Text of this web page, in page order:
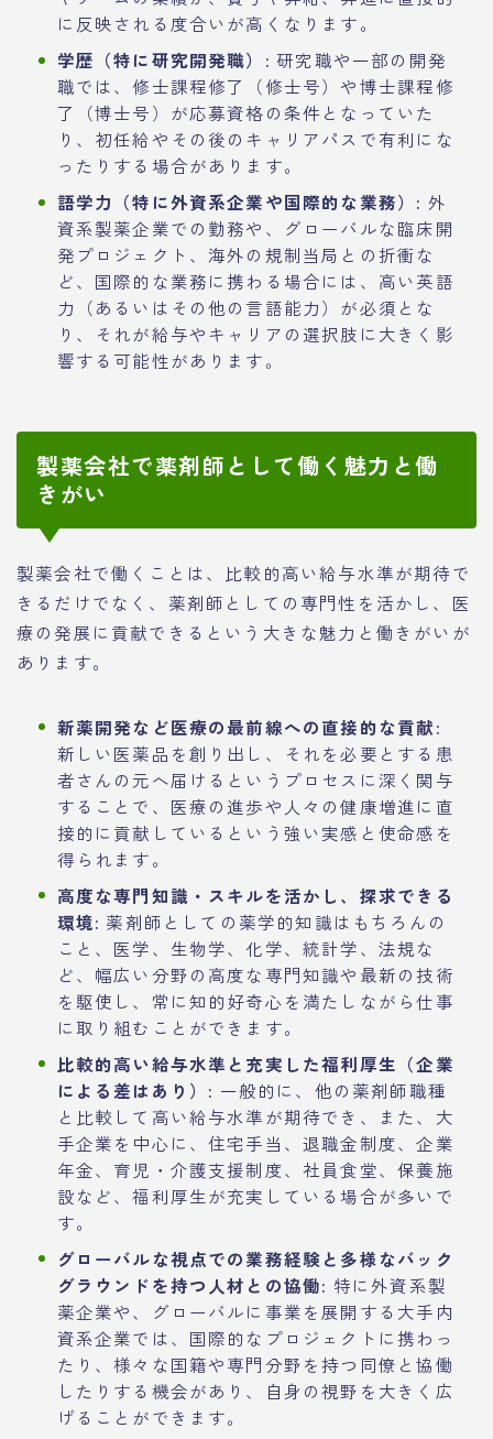
に反映される度合いが高くなります。
学歴（特に研究開発職）: 研究職や一部の開発
職では、修士課程修了（修士号）や博士課程修
了（博士号）が応募資格の条件となっていた
り、初任給やその後のキャリアパスで有利にな
ったりする場合があります。
語学力（特に外資系企業や国際的な業務）: 外
資系製薬企業での勤務や、グローバルな臨床開
発プロジェクト、海外の規制当局との折衝な
ど、国際的な業務に携わる場合には、高い英語
力（あるいはその他の言語能力）が必須とな
り、それが給与やキャリアの選択肢に大きく影
響する可能性があります。
製薬会社で薬剤師として働く魅力と働
きがい
製薬会社で働くことは、比較的高い給与水準が期待で
きるだけでなく、薬剤師としての専門性を活かし、医
療の発展に貢献できるという大きな魅力と働きがいが
あります。
新薬開発など医療の最前線への直接的な貢献:
新しい医薬品を創り出し、それを必要とする患
者さんの元へ届けるというプロセスに深く関与
することで、医療の進歩や人々の健康増進に直
接的に貢献しているという強い実感と使命感を
得られます。
高度な専門知識・スキルを活かし、探求できる
環境: 薬剤師としての薬学的知識はもちろんの
こと、医学、生物学、化学、統計学、法規な
ど、幅広い分野の高度な専門知識や最新の技術
を駆使し、常に知的好奇心を満たしながら仕事
に取り組むことができます。
比較的高い給与水準と充実した福利厚生（企業
による差はあり）: 一般的に、他の薬剤師職種
と比較して高い給与水準が期待でき、また、大
手企業を中心に、住宅手当、退職金制度、企業
年金、育児・介護支援制度、社員食堂、保養施
設など、福利厚生が充実している場合が多いで
す。
グローバルな視点での業務経験と多様なバック
グラウンドを持つ人材との協働: 特に外資系製
薬企業や、グローバルに事業を展開する大手内
資系企業では、国際的なプロジェクトに携わっ
たり、様々な国籍や専門分野を持つ同僚と協働
したりする機会があり、自身の視野を大きく広
げることができます。